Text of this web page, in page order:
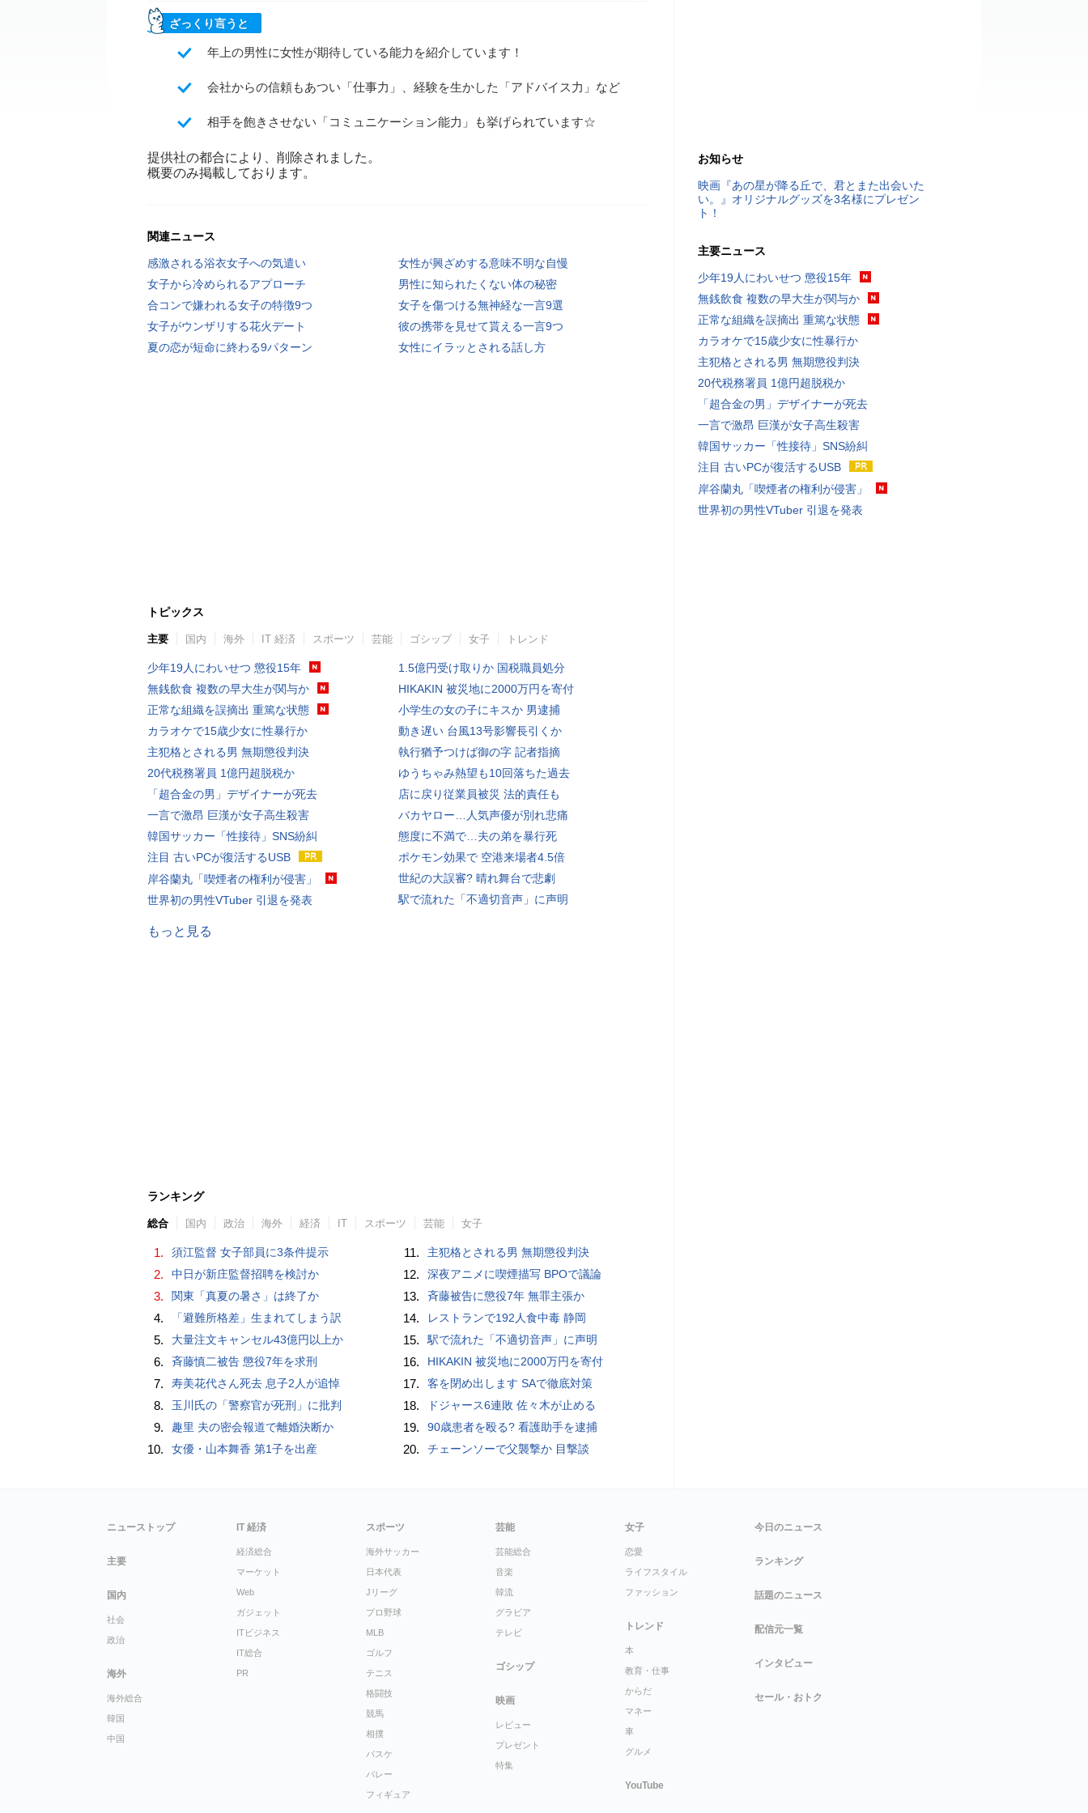
ざっくり言うと
年上の男性に女性が期待している能力を紹介しています！
会社からの信頼もあつい「仕事力」、経験を生かした「アドバイス力」など
相手を飽きさせない「コミュニケーション能力」も挙げられています☆
提供社の都合により、削除されました。
概要のみ掲載しております。
関連ニュース
感激される浴衣女子への気遣い
女性が興ざめする意味不明な自慢
女子から冷められるアプローチ
男性に知られたくない体の秘密
合コンで嫌われる女子の特徴9つ
女子を傷つける無神経な一言9選
女子がウンザリする花火デート
彼の携帯を見せて貰える一言9つ
夏の恋が短命に終わる9パターン
女性にイラッとされる話し方
トピックス
主要 国内 海外 IT 経済 スポーツ 芸能 ゴシップ 女子 トレンド
少年19人にわいせつ 懲役15年
無銭飲食 複数の早大生が関与か
正常な組織を誤摘出 重篤な状態
カラオケで15歳少女に性暴行か
主犯格とされる男 無期懲役判決
20代税務署員 1億円超脱税か
「超合金の男」デザイナーが死去
一言で激昂 巨漢が女子高生殺害
韓国サッカー「性接待」SNS紛糾
注目 古いPCが復活するUSB
岸谷蘭丸「喫煙者の権利が侵害」
世界初の男性VTuber 引退を発表
1.5億円受け取りか 国税職員処分
HIKAKIN 被災地に2000万円を寄付
小学生の女の子にキスか 男逮捕
動き遅い 台風13号影響長引くか
執行猶予つけば御の字 記者指摘
ゆうちゃみ熱望も10回落ちた過去
店に戻り従業員被災 法的責任も
バカヤロー…人気声優が別れ悲痛
態度に不満で…夫の弟を暴行死
ポケモン効果で 空港来場者4.5倍
世紀の大誤審? 晴れ舞台で悲劇
駅で流れた「不適切音声」に声明
もっと見る
ランキング
総合 国内 政治 海外 経済 IT スポーツ 芸能 女子
1. 須江監督 女子部員に3条件提示
2. 中日が新庄監督招聘を検討か
3. 関東「真夏の暑さ」は終了か
4. 「避難所格差」生まれてしまう訳
5. 大量注文キャンセル43億円以上か
6. 斉藤慎二被告 懲役7年を求刑
7. 寿美花代さん死去 息子2人が追悼
8. 玉川氏の「警察官が死刑」に批判
9. 趣里 夫の密会報道で離婚決断か
10. 女優・山本舞香 第1子を出産
11. 主犯格とされる男 無期懲役判決
12. 深夜アニメに喫煙描写 BPOで議論
13. 斉藤被告に懲役7年 無罪主張か
14. レストランで192人食中毒 静岡
15. 駅で流れた「不適切音声」に声明
16. HIKAKIN 被災地に2000万円を寄付
17. 客を閉め出します SAで徹底対策
18. ドジャース6連敗 佐々木が止める
19. 90歳患者を殴る? 看護助手を逮捕
20. チェーンソーで父襲撃か 目撃談
お知らせ
映画『あの星が降る丘で、君とまた出会いた
い。』オリジナルグッズを3名様にプレゼン
ト！
主要ニュース
少年19人にわいせつ 懲役15年
無銭飲食 複数の早大生が関与か
正常な組織を誤摘出 重篤な状態
カラオケで15歳少女に性暴行か
主犯格とされる男 無期懲役判決
20代税務署員 1億円超脱税か
「超合金の男」デザイナーが死去
一言で激昂 巨漢が女子高生殺害
韓国サッカー「性接待」SNS紛糾
注目 古いPCが復活するUSB
岸谷蘭丸「喫煙者の権利が侵害」
世界初の男性VTuber 引退を発表
ニューストップ
主要
国内
社会
政治
海外
海外総合
韓国
中国
IT 経済
経済総合
マーケット
Web
ガジェット
ITビジネス
IT総合
PR
スポーツ
海外サッカー
日本代表
Jリーグ
プロ野球
MLB
ゴルフ
テニス
格闘技
競馬
相撲
バスケ
バレー
フィギュア
芸能
芸能総合
音楽
韓流
グラビア
テレビ
ゴシップ
映画
レビュー
プレゼント
特集
女子
恋愛
ライフスタイル
ファッション
トレンド
本
教育・仕事
からだ
マネー
車
グルメ
YouTube
今日のニュース
ランキング
話題のニュース
配信元一覧
インタビュー
セール・おトク